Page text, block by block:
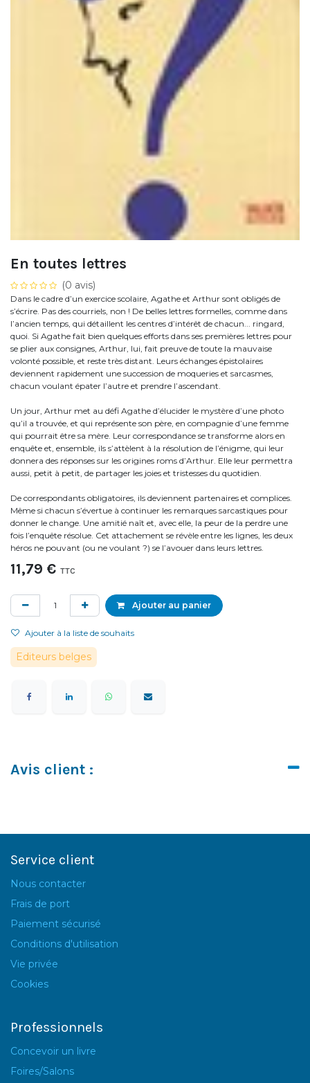
En toutes lettres
(0 avis)
Dans le cadre d’un exercice scolaire, Agathe et Arthur sont obligés de
s’écrire. Pas des courriels, non ! De belles lettres formelles, comme dans
l’ancien temps, qui détaillent les centres d’intérêt de chacun... ringard,
quoi. Si Agathe fait bien quelques efforts dans ses premières lettres pour
se plier aux consignes, Arthur, lui, fait preuve de toute la mauvaise
volonté possible, et reste très distant. Leurs échanges épistolaires
deviennent rapidement une suc­ces­sion de moqueries et sarcasmes,
chacun voulant épater l’autre et prendre l’ascendant.
Un jour, Arthur met au défi Agathe d’élucider le mystère d’une photo
qu’il a trouvée, et qui représente son père, en compagnie d’une femme
qui pourrait être sa mère. Leur correspondance se transforme alors en
enquête et, ensemble, ils s’attèlent à la résolution de l’énigme, qui leur
donnera des réponses sur les origines roms d’Arthur. Elle leur permettra
aussi, petit à petit, de partager les joies et tristesses du quotidien.
De correspondants obligatoires, ils deviennent partenaires et complices.
Même si chacun s’évertue à continuer les remar­ques sarcastiques pour
donner le change. Une amitié naît et, avec elle, la peur de la perdre une
fois l’enquête résolue. Cet attachement se révèle entre les lignes, les deux
héros ne pouvant (ou ne voulant ?) se l’avouer dans leurs lettres.
11,79 € TTC
Ajouter au panier
Ajouter à la liste de souhaits
Editeurs belges
Avis client :
Service client
Nous contacter
Frais de port
Paiement sécurisé
Conditions d'utilisation
Vie privée
Cookies
Professionnels
Concevoir un livre
Foires/Salons